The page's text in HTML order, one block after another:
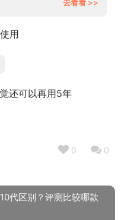
去看看 >>
用
还可以再用5年
0 0
代区别？评测比较哪款